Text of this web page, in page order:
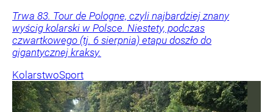
Trwa 83. Tour de Pologne, czyli najbardziej znany
wyścig kolarski w Polsce. Niestety, podczas
czwartkowego (tj. 6 sierpnia) etapu doszło do
gigantycznej kraksy.
KolarstwoSport